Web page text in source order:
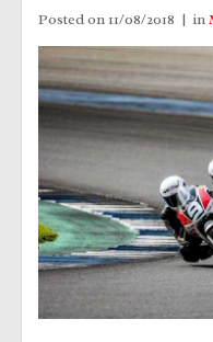
Posted on11/08/2018 in